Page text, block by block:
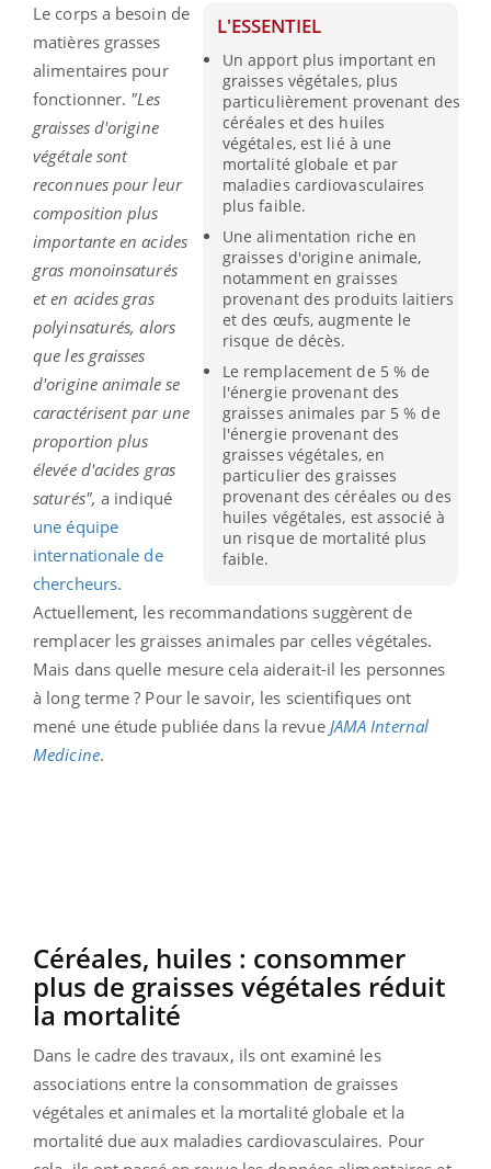
L'ESSENTIEL
Un apport plus important en
graisses végétales, plus
particulièrement provenant des
céréales et des huiles
végétales, est lié à une
mortalité globale et par
maladies cardiovasculaires
plus faible.
Une alimentation riche en
graisses d'origine animale,
notamment en graisses
provenant des produits laitiers
et des œufs, augmente le
risque de décès.
Le remplacement de 5 % de
l'énergie provenant des
graisses animales par 5 % de
l'énergie provenant des
graisses végétales, en
particulier des graisses
provenant des céréales ou des
huiles végétales, est associé à
un risque de mortalité plus
faible.
Le corps a besoin de
matières grasses
alimentaires pour
fonctionner. "Les
graisses d'origine
végétale sont
reconnues pour leur
composition plus
importante en acides
gras monoinsaturés
et en acides gras
polyinsaturés, alors
que les graisses
d'origine animale se
caractérisent par une
proportion plus
élevée d'acides gras
saturés", a indiqué
une équipe
internationale de
chercheurs.
Actuellement, les recommandations suggèrent de
remplacer les graisses animales par celles végétales.
Mais dans quelle mesure cela aiderait-il les personnes
à long terme ? Pour le savoir, les scientifiques ont
mené une étude publiée dans la revue JAMA Internal
Medicine.
Céréales, huiles : consommer
plus de graisses végétales réduit
la mortalité
Dans le cadre des travaux, ils ont examiné les
associations entre la consommation de graisses
végétales et animales et la mortalité globale et la
mortalité due aux maladies cardiovasculaires. Pour